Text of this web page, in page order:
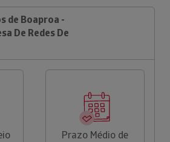
de Boaproa -
De Redes De
Prazo Médio de